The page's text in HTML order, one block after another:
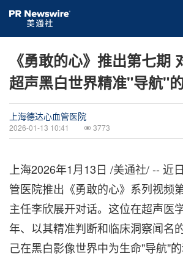
《勇敢的心》推出第七期
超声黑白世界精准"导航"
上海德达心血管医院
2026-01-13 10:41 3773
上海2026年1月13日 /美通社/ -- 近
管医院推出《勇敢的心》系列视频
主任李欣展开对话。这位在超声医
年、以其精准判断和临床洞察闻名
己在黑白影像世界中为生命"导航"